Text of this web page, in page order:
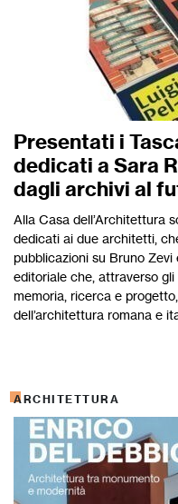
Presentati i
dedicati a Sara
dagli archivi al
Alla Casa dell’Architettura
dedicati ai due architetti,
pubblicazioni su Bruno
editoriale che, attraverso
memoria, ricerca e
dell’architettura romana e
ARCHITETTURA